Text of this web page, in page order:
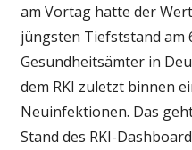
am Vortag hatte der
jüngsten Tiefststand am
Gesundheitsämter in
dem RKI zuletzt binnen
Neuinfektionen. Das
Stand des RKI-